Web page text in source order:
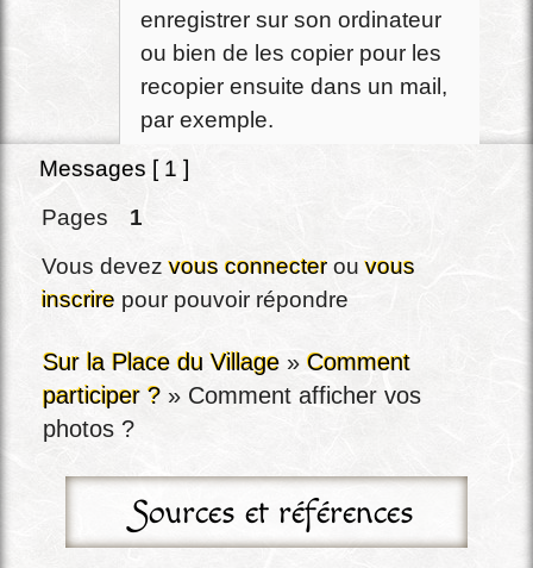
enregistrer sur son ordinateur
ou bien de les copier pour les
recopier ensuite dans un mail,
par exemple.
Messages [ 1 ]
Pages
1
Vous devezvous connecterouvous
inscrire pour pouvoir répondre
Sur la Place du Village » Comment
participer ? » Comment afficher vos
photos ?
Sources et références